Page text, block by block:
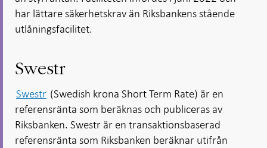
har lättare säkerhetskrav än Riksbankens stående
utlåningsfacilitet.
Swestr
Swestr (Swedish krona Short Term Rate) är en
referensränta som beräknas och publiceras av
Riksbanken. Swestr är en transaktionsbaserad
referensränta som Riksbanken beräknar utifrån